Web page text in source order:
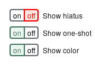
on off
Show hiatus
on
off
Show one-shot
on
off Show color